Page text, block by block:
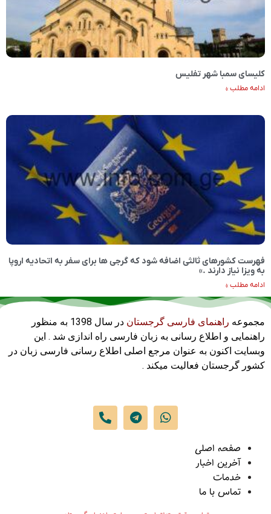
کلیسای سمبا شهر تفلیس
ادامه مطلب »
فهرست کشورهای ثالثی اضافه شود که گرجی ها برای سفر به اتحادیه اروپا
به ویزا نیاز دارند .»
ادامه مطلب »
مجموعه راهنمای فارسی گرجستان
در سال 1398 به منظور
راهنمایی و اطلاع رسانی به زبان فارسی راه اندازی شد . این
وبسایت اکنون به عنوان مرجع اصلی اطلاع رسانی فارسی زبان در
کشور گرجستان فعالیت میکند .
صفحه اصلی
آخرین اخبار
خدمات
تماس با ما